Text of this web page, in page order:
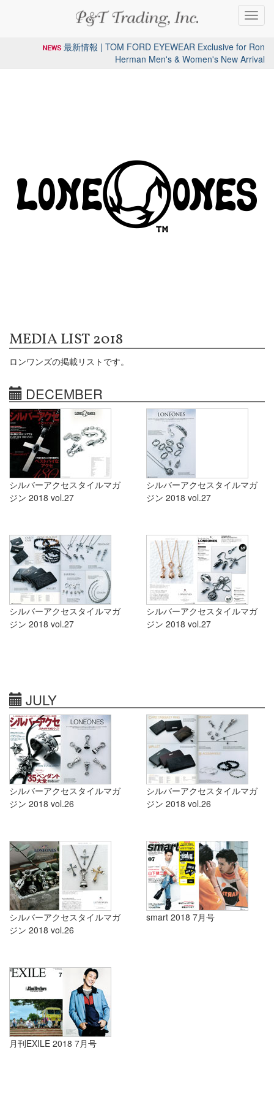
最新情報 | TOM FORD EYEWEAR Exclusive for Ron
Herman Men's & Women's New Arrival
MEDIA LIST 2018
ロンワンズの掲載リストです。
DECEMBER
シルバーアクセスタイルマガ
ジン 2018 vol.27
シルバーアクセスタイルマガ
ジン 2018 vol.27
シルバーアクセスタイルマガ
ジン 2018 vol.27
シルバーアクセスタイルマガ
ジン 2018 vol.27
JULY
シルバーアクセスタイルマガ
ジン 2018 vol.26
シルバーアクセスタイルマガ
ジン 2018 vol.26
シルバーアクセスタイルマガ
ジン 2018 vol.26
smart 2018 7月号
月刊EXILE 2018 7月号